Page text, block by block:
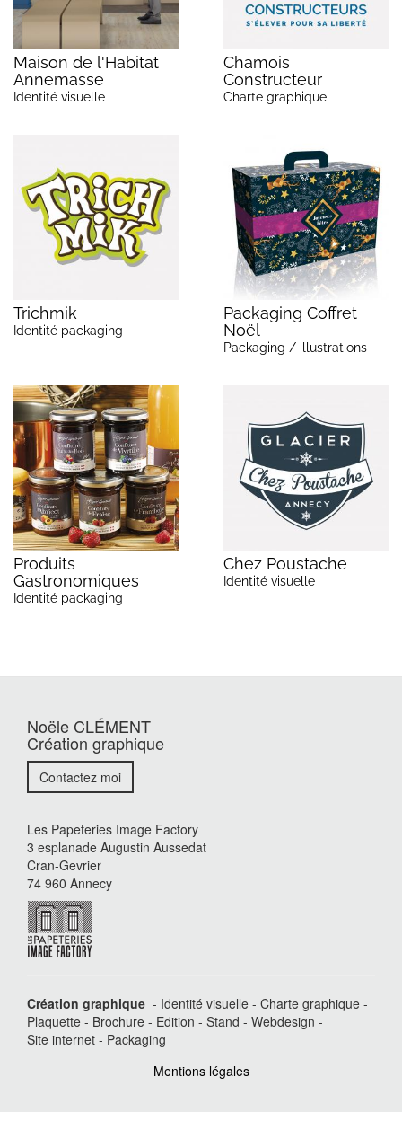
Maison de l'Habitat
Annemasse
Identité visuelle
Chamois
Constructeur
Charte graphique
Trichmik
Identité packaging
Packaging Coffret
Noël
Packaging / illustrations
Produits
Gastronomiques
Identité packaging
Chez Poustache
Identité visuelle
Noële CLÉMENT
Création graphique
Contactez moi
Les Papeteries Image Factory
3 esplanade Augustin Aussedat
Cran-Gevrier
74 960 Annecy
Création graphique - Identité visuelle - Charte graphique -
Plaquette - Brochure - Edition - Stand - Webdesign -
Site internet - Packaging
Mentions légales